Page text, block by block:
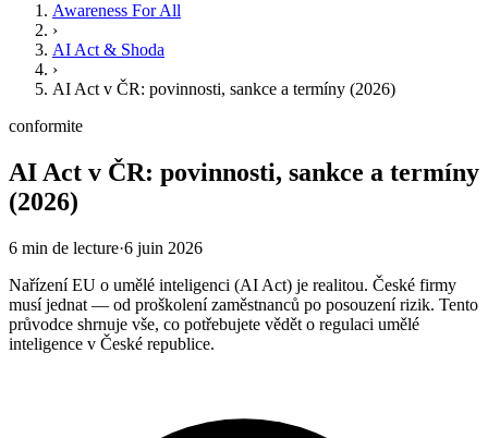
Awareness For All
›
AI Act & Shoda
›
AI Act v ČR: povinnosti, sankce a termíny (2026)
conformite
AI Act v ČR: povinnosti, sankce a termíny
(2026)
6 min de lecture·6 juin 2026
Nařízení EU o umělé inteligenci (AI Act) je realitou. České firmy
musí jednat — od proškolení zaměstnanců po posouzení rizik. Tento
průvodce shrnuje vše, co potřebujete vědět o regulaci umělé
inteligence v České republice.